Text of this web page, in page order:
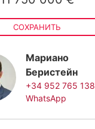
СОХРАНИТЬ
Мариано
Беристейн
+34 952 765 138
WhatsApp